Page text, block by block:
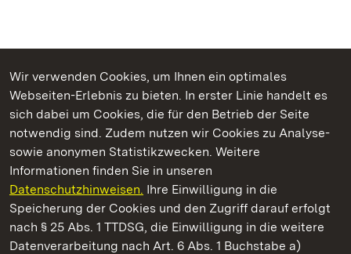
Wir verwenden Cookies, um Ihnen ein optimales
Webseiten-Erlebnis zu bieten. In erster Linie handelt es
sich dabei um Cookies, die für den Betrieb der Seite
notwendig sind. Zudem nutzen wir Cookies zu Analyse-
sowie anonymen Statistikzwecken. Weitere
Informationen finden Sie in unseren
Datenschutzhinweisen. Ihre Einwilligung in die
Speicherung der Cookies und den Zugriff darauf erfolgt
nach § 25 Abs. 1 TTDSG, die Einwilligung in die weitere
Datenverarbeitung nach Art. 6 Abs. 1 Buchstabe a)
Kommen. Staunen. Genießen.
Staatliche Schlösser und Gärten Baden‑Württemberg
Staatliche Schlösser und Gärten Baden-Württemberg